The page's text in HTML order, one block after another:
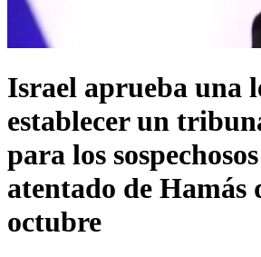
Israel aprueba una
establecer un
para los
atentado de Hamás
octubre